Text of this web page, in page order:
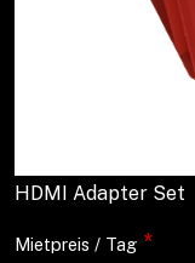
HDMI Adapter Set
Mietpreis / Tag *